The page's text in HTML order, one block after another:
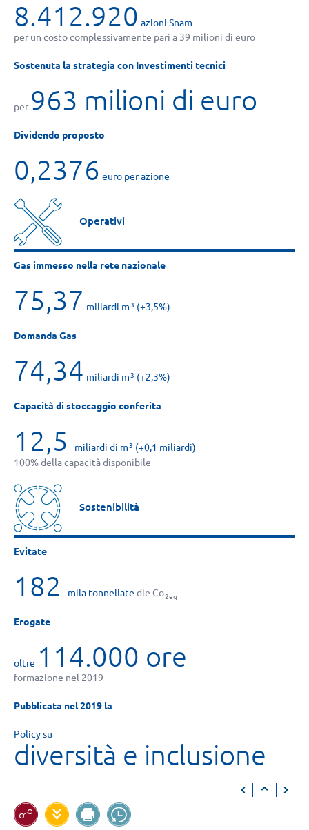
8.412.920 azioni Snam
per un costo complessivamente pari a 39 milioni di euro
Sostenuta la strategia con Investimenti tecnici
per 963 milioni di euro
Dividendo proposto
0,2376 euro per azione
Operativi
Gas immesso nella rete nazionale
75,37 miliardi m3 (+3,5%)
Domanda Gas
74,34 miliardi m3 (+2,3%)
Capacità di stoccaggio conferita
12,5 miliardi di m3 (+0,1 miliardi)
100% della capacità disponibile
Sostenibilità
Evitate
182 mila tonnellate die Co2eq
Erogate
oltre 114.000 ore
formazione nel 2019
Pubblicata nel 2019 la
Policy su
diversità e inclusione